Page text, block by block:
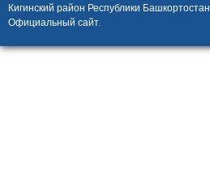
Кигинский район Республики Башкортостан
Официальный сайт.